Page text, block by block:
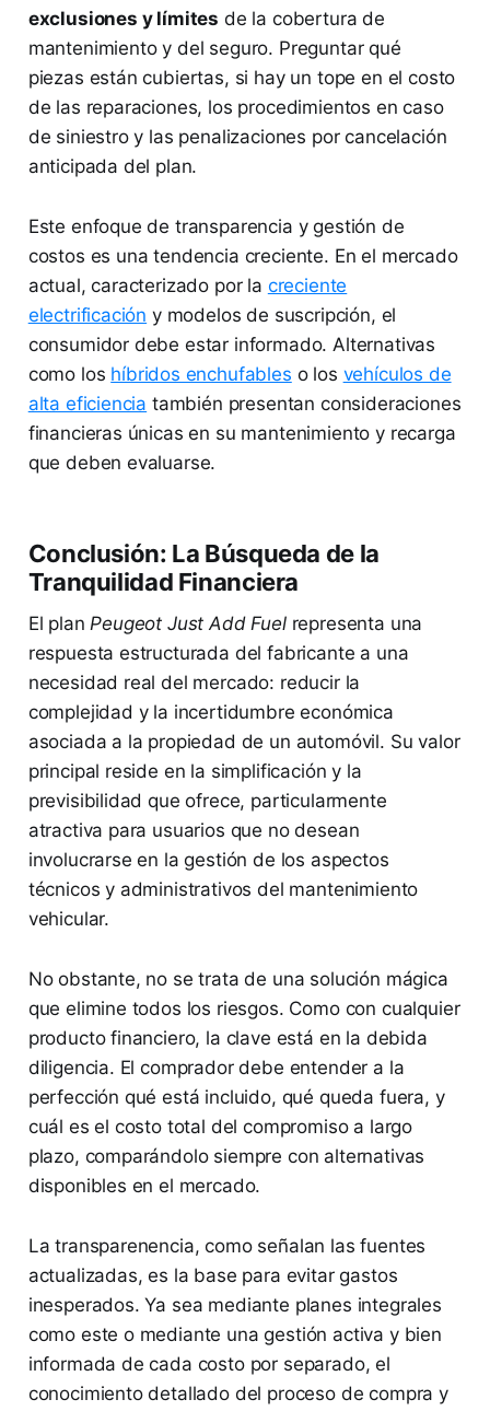
exclusiones y límites de la cobertura de
mantenimiento y del seguro. Preguntar qué
piezas están cubiertas, si hay un tope en el costo
de las reparaciones, los procedimientos en caso
de siniestro y las penalizaciones por cancelación
anticipada del plan.
Este enfoque de transparencia y gestión de
costos es una tendencia creciente. En el mercado
actual, caracterizado por la creciente
electrificación y modelos de suscripción, el
consumidor debe estar informado. Alternativas
como los híbridos enchufables o los vehículos de
alta eficiencia también presentan consideraciones
financieras únicas en su mantenimiento y recarga
que deben evaluarse.
Conclusión: La Búsqueda de la
Tranquilidad Financiera
El planPeugeot Just Add Fuelrepresenta una
respuesta estructurada del fabricante a una
necesidad real del mercado: reducir la
complejidad y la incertidumbre económica
asociada a la propiedad de un automóvil. Su valor
principal reside en la simplificación y la
previsibilidad que ofrece, particularmente
atractiva para usuarios que no desean
involucrarse en la gestión de los aspectos
técnicos y administrativos del mantenimiento
vehicular.
No obstante, no se trata de una solución mágica
que elimine todos los riesgos. Como con cualquier
producto financiero, la clave está en la debida
diligencia. El comprador debe entender a la
perfección qué está incluido, qué queda fuera, y
cuál es el costo total del compromiso a largo
plazo, comparándolo siempre con alternativas
disponibles en el mercado.
La transparenencia, como señalan las fuentes
actualizadas, es la base para evitar gastos
inesperados. Ya sea mediante planes integrales
como este o mediante una gestión activa y bien
informada de cada costo por separado, el
conocimiento detallado del proceso de compra y